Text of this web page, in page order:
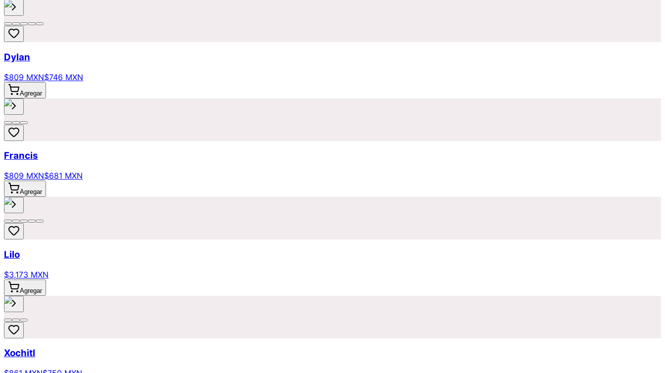
Dylan
$809 MXN$746 MXN
Agregar
Francis
$809 MXN$681 MXN
Agregar
Lilo
$3,173 MXN
Agregar
Xochitl